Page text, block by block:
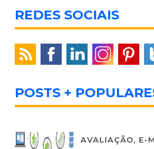
REDES SOCIAIS
POSTS +
AVALIAÇÃO, E-